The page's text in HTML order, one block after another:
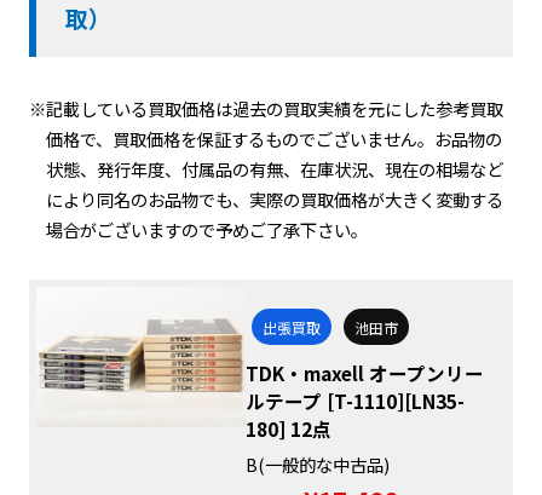
取）
※記載している買取価格は過去の買取実績を元にした参考買取
価格で、買取価格を保証するものでございません。お品物の
状態、発行年度、付属品の有無、在庫状況、現在の相場など
により同名のお品物でも、実際の買取価格が大きく変動する
場合がございますので予めご了承下さい。
出張買取 池田市
TDK・maxell オープンリー
ルテープ [T-1110][LN35-
180] 12点
B(一般的な中古品)